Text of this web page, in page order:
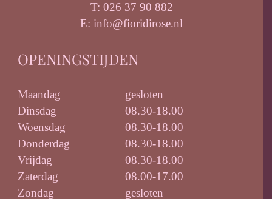
T: 026 37 90 882
E: info@fioridirose.nl
OPENINGSTIJDEN
Maandag
gesloten
Dinsdag
08.30-18.00
Woensdag
08.30-18.00
Donderdag
08.30-18.00
Vrijdag
08.30-18.00
Zaterdag
08.00-17.00
Zondag
gesloten